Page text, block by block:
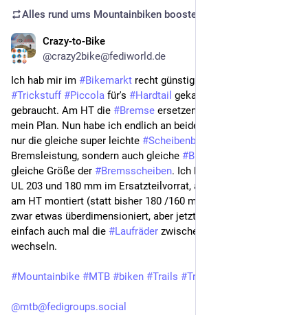
Alles rund ums Mountainbiken boosted
Crazy-to-Bike
@crazy2bike@fediworld.de
Ich hab mir im #Bikemarkt
#Trickstuff #Piccola für's #Hardtail gekauft. Diesmal
gebraucht. Am HT die #Bremse ersetzen war schon lange
mein Plan. Nun habe ich endlich an beiden (Haupt-)Bikes nicht
nur die gleiche super leichte #Scheibenbremse
Bremsleistung, sondern auch gleiche #Bremsbeläge
gleiche Größe der #Bremsscheiben. Ich hatte noch
UL 203 und 180 mm im Ersatzteilvorrat, also habe ich diese
am HT montiert (statt bisher 180 /160 mm). Das ist am HT
zwar etwas überdimensioniert, aber jetzt kann ich bei Bedarf
einfach auch mal die #Laufräder zwischen den Bikes
wechseln.
#Mountainbike #MTB #biken #Trails #Trailbiken
@mtb@fedigroups.social